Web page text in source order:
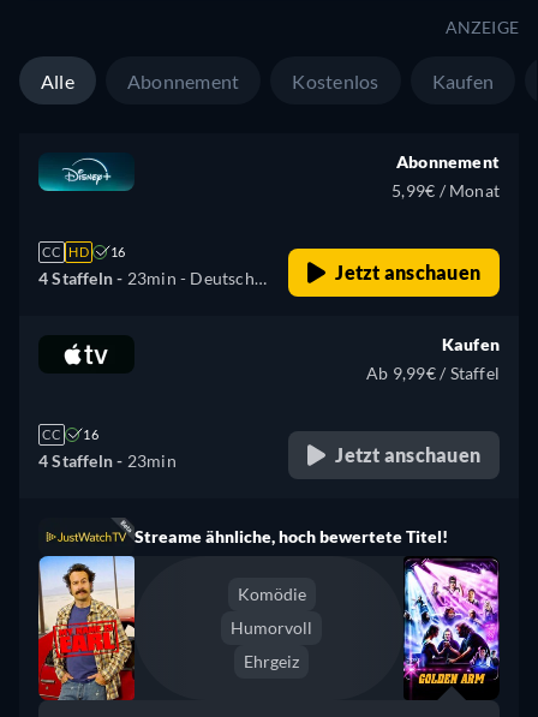
ANZEIGE
Alle Abonnement Kostenlos Kaufen
CC HD 16
4 Staffeln - 23min - Deutsch,
(Lateinamerika), Französisch,
Ungarisch, Italienisch,
Abonnement
5,99€ / Monat
Jetzt anschauen
CC 16
4 Staffeln - 23min
Kaufen
Ab 9,99€ / Staffel
Jetzt anschauen
Streame ähnliche, hoch bewertete Titel!
Komödie
Humorvoll
Ehrgeiz